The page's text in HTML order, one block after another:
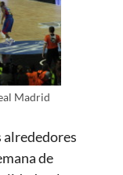
Madrid
alrededores
de